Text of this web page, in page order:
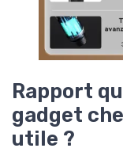
Rapport
gadget
utile ?